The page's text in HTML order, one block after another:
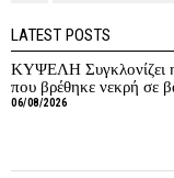
LATEST POSTS
ΚΥΨΕΛΗ Συγκλονίζει η
που βρέθηκε νεκρή σε
06/08/2026